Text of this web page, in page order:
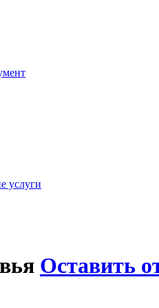
услуги
Оставить